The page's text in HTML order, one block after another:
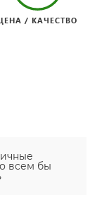
/ КАЧЕСТВО
всем бы